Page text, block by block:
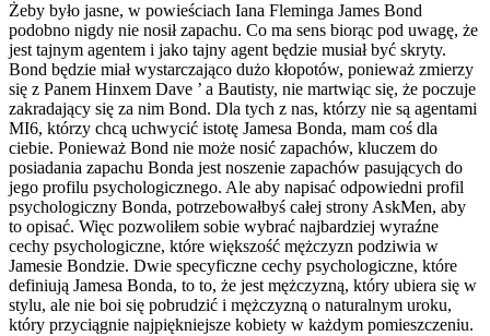
Żeby było jasne, w powieściach Iana Fleminga James Bond
podobno nigdy nie nosił zapachu. Co ma sens biorąc pod uwagę, że
jest tajnym agentem i jako tajny agent będzie musiał być skryty.
Bond będzie miał wystarczająco dużo kłopotów, ponieważ zmierzy
się z Panem Hinxem Dave ’ a Bautisty, nie martwiąc się, że poczuje
zakradający się za nim Bond. Dla tych z nas, którzy nie są agentami
MI6, którzy chcą uchwycić istotę Jamesa Bonda, mam coś dla
ciebie. Ponieważ Bond nie może nosić zapachów, kluczem do
posiadania zapachu Bonda jest noszenie zapachów pasujących do
jego profilu psychologicznego. Ale aby napisać odpowiedni profil
psychologiczny Bonda, potrzebowałbyś całej strony AskMen, aby
to opisać. Więc pozwoliłem sobie wybrać najbardziej wyraźne
cechy psychologiczne, które większość mężczyzn podziwia w
Jamesie Bondzie. Dwie specyficzne cechy psychologiczne, które
definiują Jamesa Bonda, to to, że jest mężczyzną, który ubiera się w
stylu, ale nie boi się pobrudzić i mężczyzną o naturalnym uroku,
który przyciągnie najpiękniejsze kobiety w każdym pomieszczeniu.